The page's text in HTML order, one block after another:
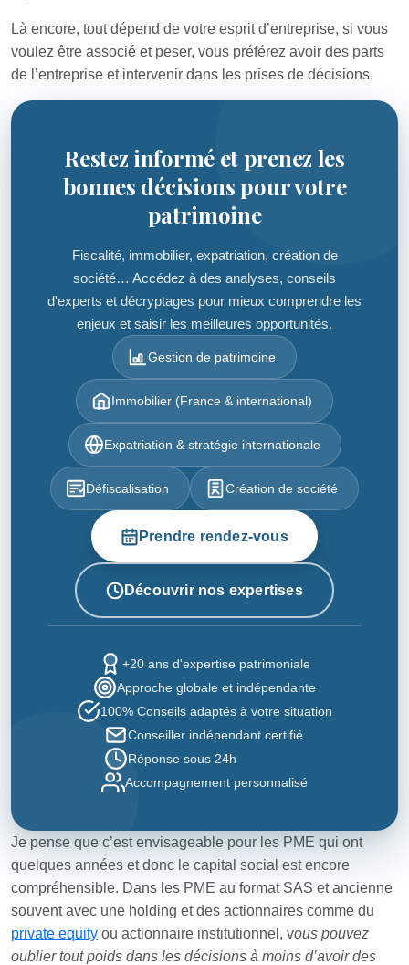
Là encore, tout dépend de votre esprit d’entreprise, si vous
voulez être associé et peser, vous préférez avoir des parts
de l’entreprise et intervenir dans les prises de décisions.
Restez informé et prenez les
bonnes décisions pour votre
patrimoine
Fiscalité, immobilier, expatriation, création de
société… Accédez à des analyses, conseils
d'experts et décryptages pour mieux comprendre les
enjeux et saisir les meilleures opportunités.
Gestion de patrimoine
Immobilier (France & international)
Expatriation & stratégie internationale
Défiscalisation Création de société
Prendre rendez-vous
Découvrir nos expertises
+20 ans d'expertise patrimoniale
Approche globale et indépendante
100% Conseils adaptés à votre situation
Conseiller indépendant certifié
Réponse sous 24h
Accompagnement personnalisé
Je pense que c’est envisageable pour les PME qui ont
quelques années et donc le capital social est encore
compréhensible. Dans les PME au format SAS et ancienne
souvent avec une holding et des actionnaires comme du
private equity ou actionnaire institutionnel, vous pouvez
oublier tout poids dans les décisions à moins d’avoir des